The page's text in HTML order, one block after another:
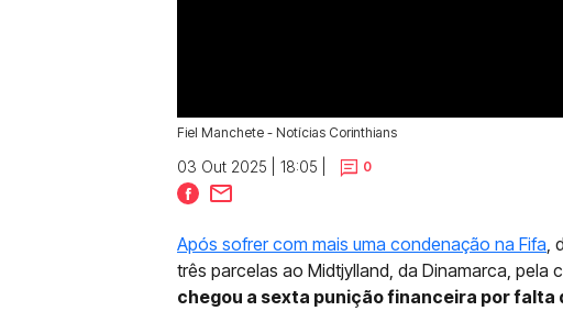
Fiel Manchete - Notícias Corinthians
03 Out 2025 | 18:05 | 0
Após sofrer com mais uma condenação na Fifa,
três parcelas ao Midtjylland, da Dinamarca, pela
chegou a sexta punição financeira por falta